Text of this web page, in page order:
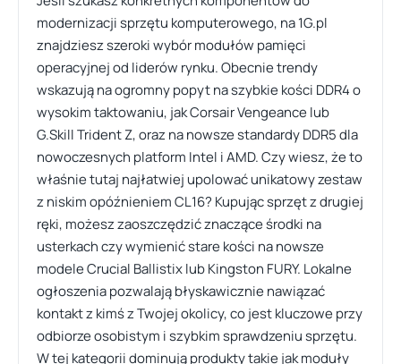
modernizacji sprzętu komputerowego, na 1G.pl
znajdziesz szeroki wybór modułów pamięci
operacyjnej od liderów rynku. Obecnie trendy
wskazują na ogromny popyt na szybkie kości DDR4 o
wysokim taktowaniu, jak Corsair Vengeance lub
G.Skill Trident Z, oraz na nowsze standardy DDR5 dla
nowoczesnych platform Intel i AMD. Czy wiesz, że to
właśnie tutaj najłatwiej upolować unikatowy zestaw
z niskim opóźnieniem CL16? Kupując sprzęt z drugiej
ręki, możesz zaoszczędzić znaczące środki na
usterkach czy wymienić stare kości na nowsze
modele Crucial Ballistix lub Kingston FURY. Lokalne
ogłoszenia pozwalają błyskawicznie nawiązać
kontakt z kimś z Twojej okolicy, co jest kluczowe przy
odbiorze osobistym i szybkim sprawdzeniu sprzętu.
W tej kategorii dominują produkty takie jak moduły